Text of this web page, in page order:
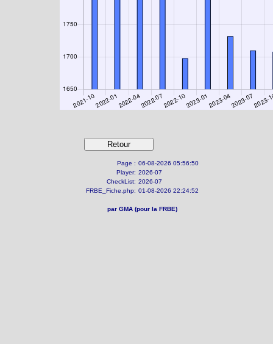
Page : 06-08-2026 05:56:50
Player: 2026-07
CheckList: 2026-07
FRBE_Fiche.php: 01-08-2026 22:24:52
par GMA (pour la FRBE)